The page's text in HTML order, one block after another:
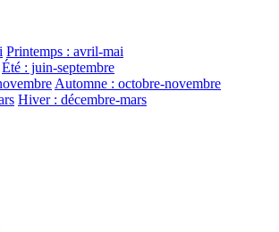
Printemps : avril-mai
Été : juin-septembre
Automne : octobre-novembre
Hiver : décembre-mars